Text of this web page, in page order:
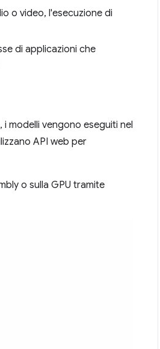
o video, l'esecuzione di
di applicazioni che
modelli vengono eseguiti nel
API web per
o sulla GPU tramite